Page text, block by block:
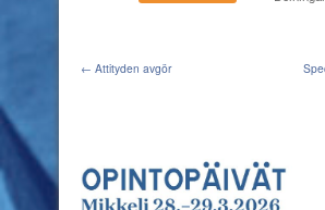
← Attityden avgör